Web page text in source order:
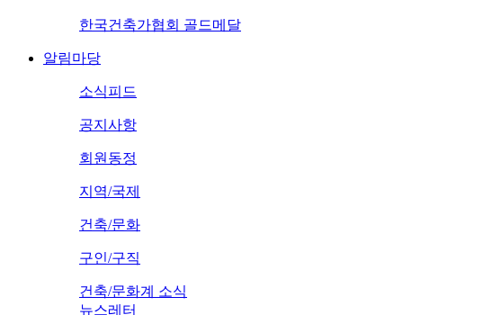
한국건축가협회 골드메달
알림마당
소식피드
공지사항
회원동정
지역/국제
건축/문화
구인/구직
건축/문화계 소식
뉴스레터